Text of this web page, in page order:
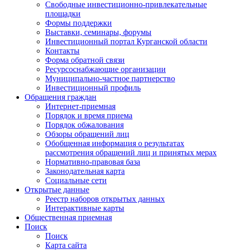
Свободные инвестиционно-привлекательные
площадки
Формы поддержки
Выставки, семинары, форумы
Инвестиционный портал Курганской области
Контакты
Форма обратной связи
Ресурсоснабжающие организации
Муниципально-частное партнерство
Инвестиционный профиль
Обращения граждан
Интернет-приемная
Порядок и время приема
Порядок обжалования
Обзоры обращений лиц
Обобщенная информация о результатах
рассмотрения обращений лиц и принятых мерах
Нормативно-правовая база
Законодательная карта
Социальные сети
Открытые данные
Реестр наборов открытых данных
Интерактивные карты
Общественная приемная
Поиск
Поиск
Карта сайта